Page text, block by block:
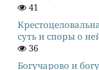
41
суть и споры о
36
Богучарово и